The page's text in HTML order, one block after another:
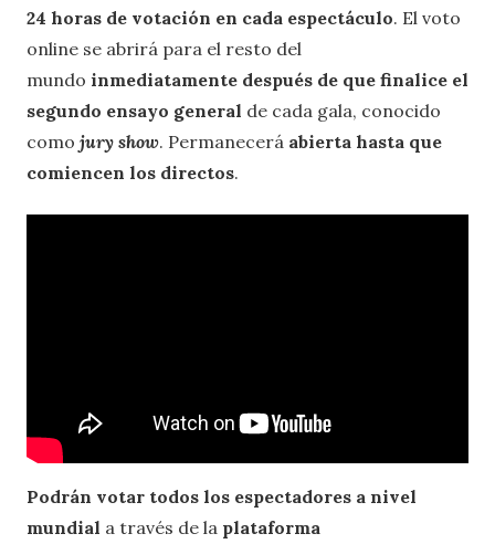
24 horas de votación en cada espectáculo. El voto
online se abrirá para el resto del
mundo inmediatamente después de que finalice el
segundo ensayo general de cada gala, conocido
como jury show. Permanecerá abierta hasta que
comiencen los directos.
Podrán votar todos los espectadores a nivel
mundial a través de la plataforma